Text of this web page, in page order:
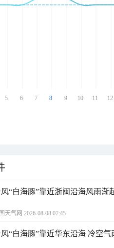
5 6 7 8 9 10 11 12
“白海豚”靠近浙闽沿海风雨渐
天气网 2026-08-08 07:45
风“白海豚”靠近华东沿海 冷空